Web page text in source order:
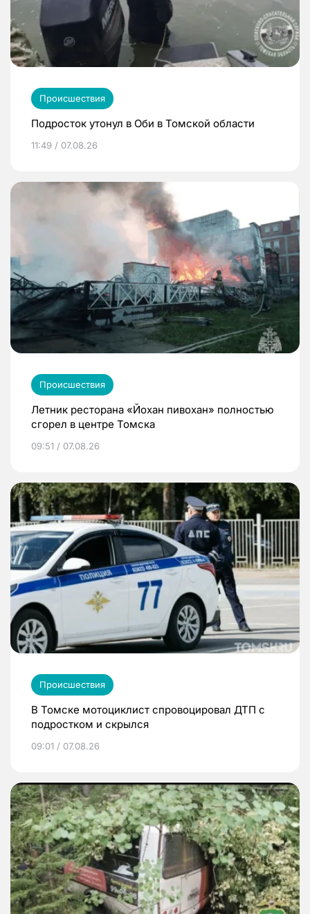
Происшествия
Подросток утонул в Оби в Томской области
11:49 / 07.08.26
Происшествия
Летник ресторана «Йохан пивохан» полностью
сгорел в центре Томска
09:51 / 07.08.26
Происшествия
В Томске мотоциклист спровоцировал ДТП с
подростком и скрылся
09:01 / 07.08.26